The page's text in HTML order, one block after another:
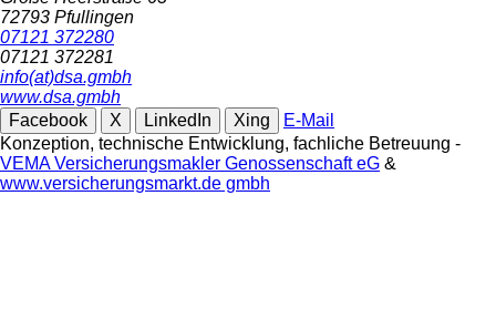
72793 Pfullingen
07121 372280
07121 372281
info(at)dsa.gmbh
www.dsa.gmbh
Facebook
X LinkedIn Xing
E-Mail
Konzeption, technische Entwicklung, fachliche Betreuung -
VEMA Versicherungsmakler Genossenschaft eG &
www.versicherungsmarkt.de gmbh